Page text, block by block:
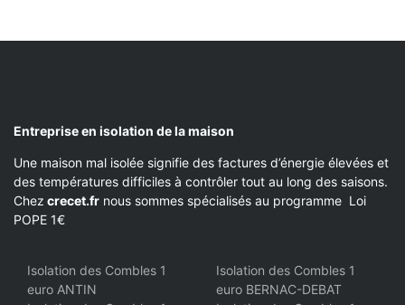
Entreprise en isolation de la maison
Une maison mal isolée signifie des factures d’énergie élevées et
des températures difficiles à contrôler tout au long des saisons.
Chez crecet.fr nous sommes spécialisés au programme Loi
POPE 1€
Isolation des Combles 1
euro ANTIN
Isolation des Combles 1
euro BERNAC-DEBAT